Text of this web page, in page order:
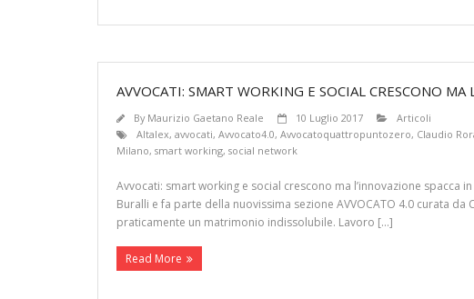
AVVOCATI: SMART WORKING E SOCIAL CRESCONO
By Maurizio Gaetano Reale 10 Luglio 2017
Articoli
Altalex, avvocati, Avvocato4.0, Avvocatoquattropuntozero, Claudio
Milano, smart working, social network
Avvocati: smart working e social crescono ma l’innovazione spacca
Buralli e fa parte della nuovissima sezione AVVOCATO 4.0 curata
praticamente un matrimonio indissolubile. Lavoro […]
Read More